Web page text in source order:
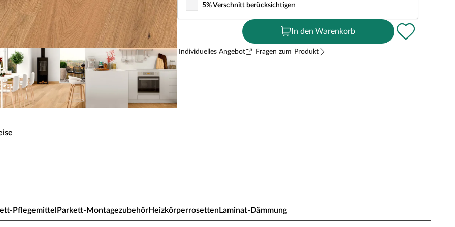
Raum auf. Es ist besonders langlebig,
5% Verschnitt berücksichtigen
In den Warenkorb
Individuelles Angebot Fragen zum Produkt
PflegemittelParkett-MontagezubehörHeizkörperrosettenLaminat-Dämmung